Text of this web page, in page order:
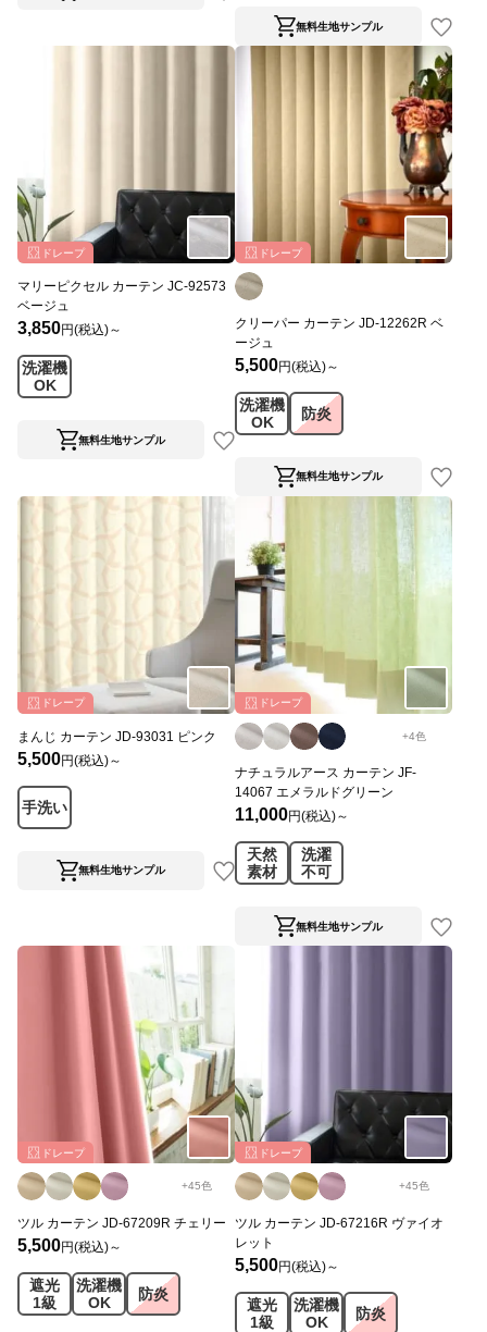
無料生地サンプル
ドレープ
マリーピクセル カーテン JC-92573
ベージュ
3,850円(税込)～
洗濯機
OK
無料生地サンプル
ドレープ
クリーパー カーテン JD-12262R ベ
ージュ
5,500円(税込)～
洗濯機
OK
防炎
無料生地サンプル
ドレープ
まんじ カーテン JD-93031 ピンク
5,500円(税込)～
手洗い
無料生地サンプル
ドレープ
+4色
ナチュラルアース カーテン JF-
14067 エメラルドグリーン
11,000円(税込)～
天然
素材
洗濯
不可
無料生地サンプル
ドレープ
+45色
ツル カーテン JD-67209R チェリー
5,500円(税込)～
遮光
1級
洗濯機
OK
防炎
ドレープ
+45色
ツル カーテン JD-67216R ヴァイオ
レット
5,500円(税込)～
遮光
1級
洗濯機
OK
防炎